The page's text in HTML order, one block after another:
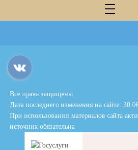
Все права защищены.
Дата последнего изменения на сайте:
При использовании материалов сайта
источник обязательна